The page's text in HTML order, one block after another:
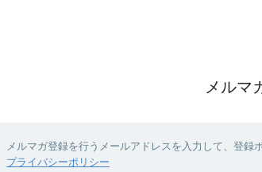
メルマ
メルマガ登録を行うメールアドレスを入力して、登録
プライバシーポリシー